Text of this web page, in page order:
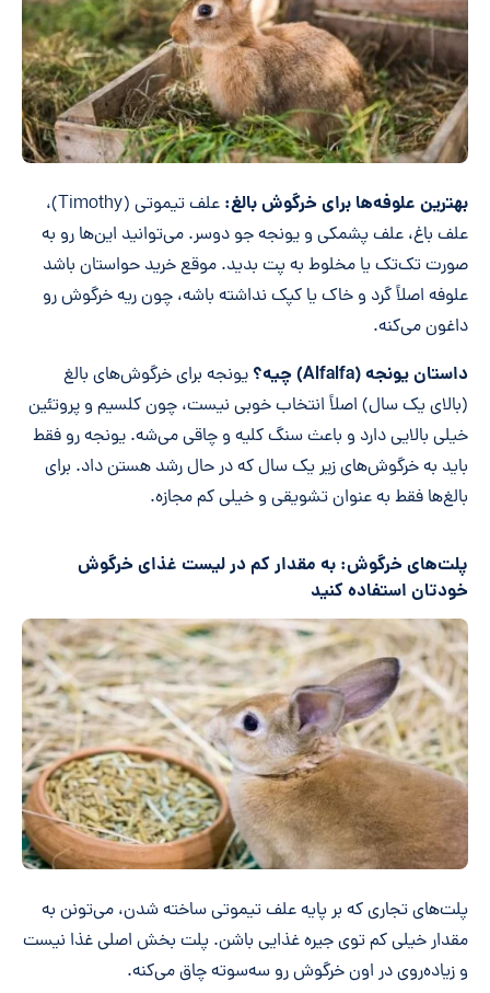
بهترین علوفه‌ها برای خرگوش بالغ:
علف تیموتی (Timothy)،
علف باغ، علف پشمکی و یونجه جو دوسر. می‌توانید این‌ها رو به
صورت تک‌تک یا مخلوط به پت بدید. موقع خرید حواستان باشد
علوفه اصلاً گرد و خاک یا کپک نداشته باشه، چون ریه خرگوش رو
داغون می‌کنه.
داستان یونجه (Alfalfa) چیه؟
یونجه برای خرگوش‌های بالغ
(بالای یک سال) اصلاً انتخاب خوبی نیست، چون کلسیم و پروتئین
خیلی بالایی دارد و باعث سنگ کلیه و چاقی می‌شه. یونجه رو فقط
باید به خرگوش‌های زیر یک سال که در حال رشد هستن داد. برای
بالغ‌ها فقط به عنوان تشویقی و خیلی کم مجازه.
پلت‌های خرگوش: به مقدار کم در لیست غذای خرگوش
خودتان استفاده کنید
پلت‌های تجاری که بر پایه علف تیموتی ساخته شدن، می‌تونن به
مقدار خیلی کم توی جیره غذایی باشن. پلت بخش اصلی غذا نیست
و زیاده‌روی در اون خرگوش رو سه‌سوته چاق می‌کنه.